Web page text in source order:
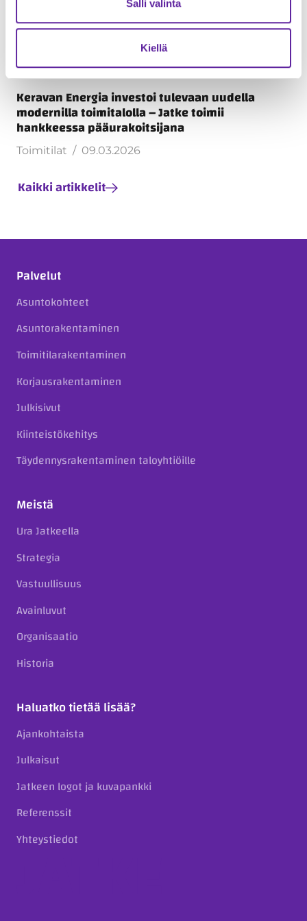
Salli valinta
Kiellä
Keravan Energia investoi tulevaan uudella
modernilla toimitalolla – Jatke toimii
hankkeessa pääurakoitsijana
Toimitilat 09.03.2026
Kaikki artikkelit
Palvelut
Asuntokohteet
Asuntorakentaminen
Toimitilarakentaminen
Korjausrakentaminen
Julkisivut
Kiinteistökehitys
Täydennysrakentaminen taloyhtiöille
Meistä
Ura Jatkeella
Strategia
Vastuullisuus
Avainluvut
Organisaatio
Historia
Haluatko tietää lisää?
Ajankohtaista
Julkaisut
Jatkeen logot ja kuvapankki
Referenssit
Yhteystiedot